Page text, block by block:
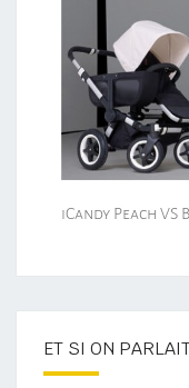
iCandy Peach VS
ET SI ON